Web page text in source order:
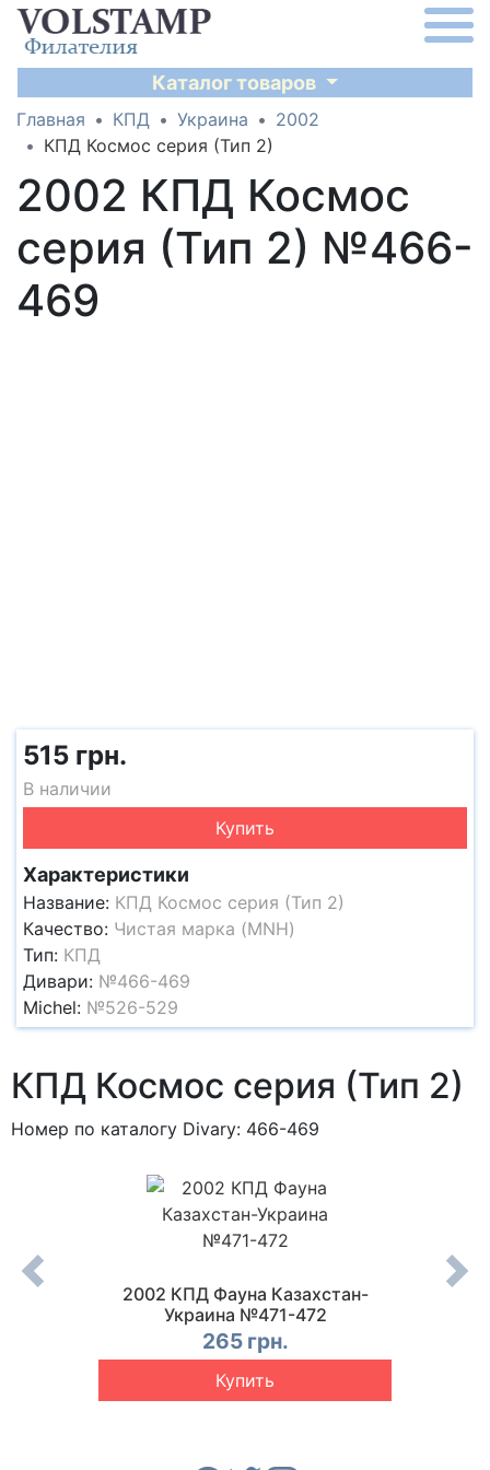
Каталог товаров
Главная КПД Украина
2002
КПД Космос серия (Тип 2)
2002 КПД Космос
серия (Тип 2) №466-
469
515 грн.
В наличии
Купить
Характеристики
Название: КПД Космос серия (Тип 2)
Качество: Чистая марка (MNH)
Тип: КПД
Дивари: №466-469
Michel: №526-529
КПД Космос серия (Тип 2)
Номер по каталогу Divary: 466-469
2002 КПД Фауна Казахстан-
Украина №471-472
265 грн.
Купить